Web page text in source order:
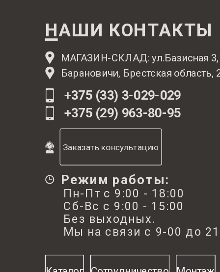
НАШИ КОНТАКТЫ
МАГАЗИН-СКЛАД: ул.Базисная 3,
Барановичи, Брестская область,
+375 (33) 3-029-029
+375 (29) 963-80-95
Заказать консультацию
Режим работы:
Пн-Пт с 9:00 - 18:00
Сб-Вс с 9:00 - 15:00
Без выходных.
Мы на связи с 9-00 до